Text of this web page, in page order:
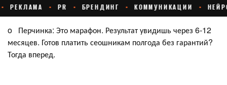
o Перчинка: Это марафон. Результат увидишь через 6-12
месяцев. Готов платить сеошникам полгода без гарантий?
Тогда вперед.